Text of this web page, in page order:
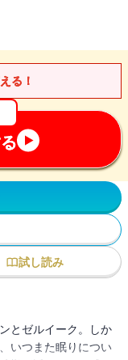
る！
試し読み
とゼルイーク。しか
いつまた眠りについ